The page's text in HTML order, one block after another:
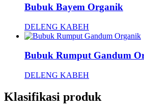
Bubuk Bayem Organik
DELENG KABEH
Bubuk Rumput Gandum
DELENG KABEH
Klasifikasi produk